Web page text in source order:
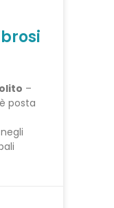
–
posta